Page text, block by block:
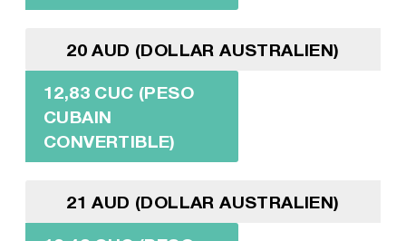
20 AUD (DOLLAR AUSTRALIEN)
12,83 CUC (PESO
CUBAIN
CONVERTIBLE)
21 AUD (DOLLAR AUSTRALIEN)